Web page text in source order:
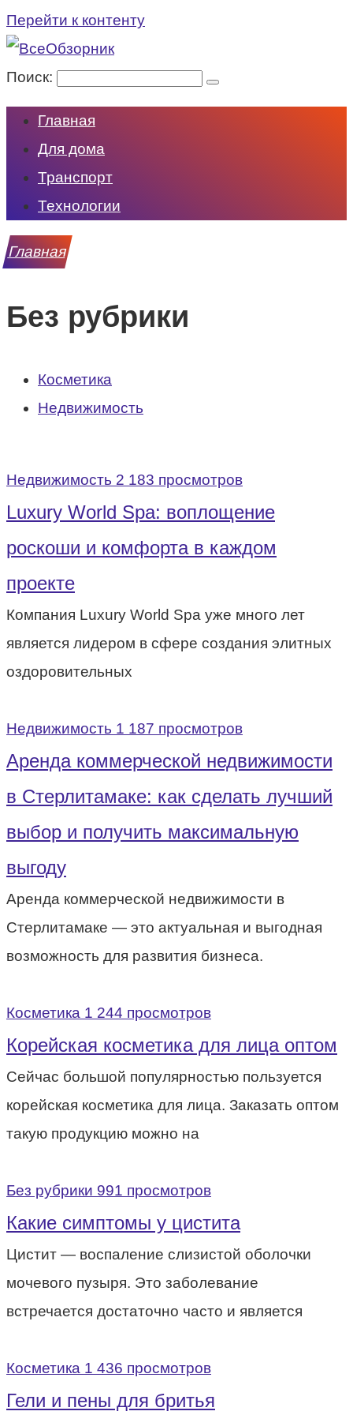
Перейти к контенту
Поиск:
Главная
Для дома
Транспорт
Технологии
Главная
Без рубрики
Косметика
Недвижимость
Недвижимость 2 183 просмотров
Luxury World Spa: воплощение
роскоши и комфорта в каждом
проекте
Компания Luxury World Spa уже много лет
является лидером в сфере создания элитных
оздоровительных
Недвижимость 1 187 просмотров
Аренда коммерческой недвижимости
в Стерлитамаке: как сделать лучший
выбор и получить максимальную
выгоду
Аренда коммерческой недвижимости в
Стерлитамаке — это актуальная и выгодная
возможность для развития бизнеса.
Косметика 1 244 просмотров
Корейская косметика для лица оптом
Сейчас большой популярностью пользуется
корейская косметика для лица. Заказать оптом
такую продукцию можно на
Без рубрики 991 просмотров
Какие симптомы у цистита
Цистит — воспаление слизистой оболочки
мочевого пузыря. Это заболевание
встречается достаточно часто и является
Косметика 1 436 просмотров
Гели и пены для бритья